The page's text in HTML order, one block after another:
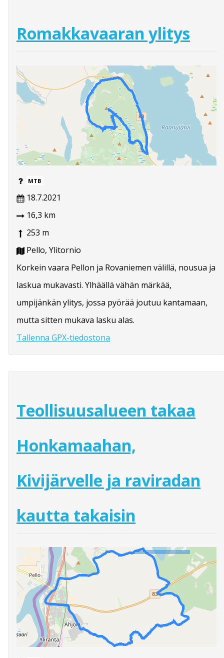
Romakkavaaran ylitys
MTB
18.7.2021
16,3 km
253 m
Pello, Ylitornio
Korkein vaara Pellon ja Rovaniemen välillä, nousua ja
laskua mukavasti. Ylhäällä vähän märkää,
umpijänkän ylitys, jossa pyörää joutuu kantamaan,
mutta sitten mukava lasku alas.
Tallenna GPX-tiedostona
Teollisuusalueen takaa
Honkamaahan,
Kivijärvelle ja raviradan
kautta takaisin